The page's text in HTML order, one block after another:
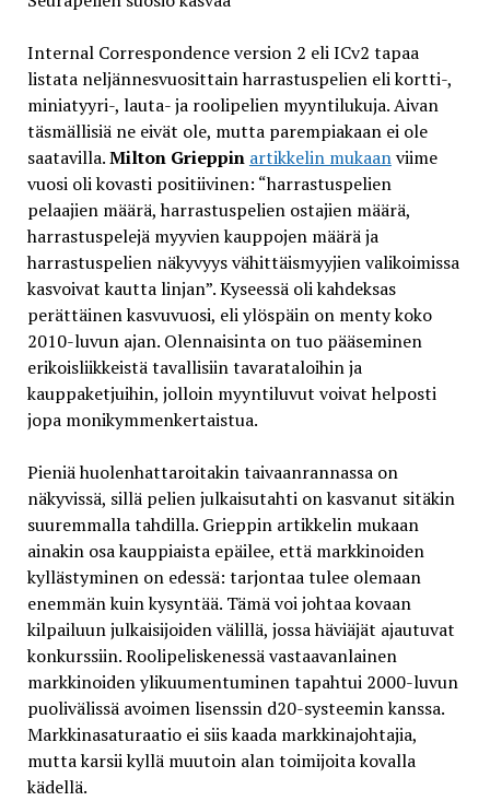
Internal Correspondence version 2 eli ICv2 tapaa
listata neljännesvuosittain harrastuspelien eli kortti-,
miniatyyri-, lauta- ja roolipelien myyntilukuja. Aivan
täsmällisiä ne eivät ole, mutta parempiakaan ei ole
saatavilla.Milton Grieppin artikkelin mukaanviime
vuosi oli kovasti positiivinen: “harrastuspelien
pelaajien määrä, harrastuspelien ostajien määrä,
harrastuspelejä myyvien kauppojen määrä ja
harrastuspelien näkyvyys vähittäismyyjien valikoimissa
kasvoivat kautta linjan”. Kyseessä oli kahdeksas
perättäinen kasvuvuosi, eli ylöspäin on menty koko
2010-luvun ajan. Olennaisinta on tuo pääseminen
erikoisliikkeistä tavallisiin tavarataloihin ja
kauppaketjuihin, jolloin myyntiluvut voivat helposti
jopa monikymmenkertaistua.
Pieniä huolenhattaroitakin taivaanrannassa on
näkyvissä, sillä pelien julkaisutahti on kasvanut sitäkin
suuremmalla tahdilla. Grieppin artikkelin mukaan
ainakin osa kauppiaista epäilee, että markkinoiden
kyllästyminen on edessä: tarjontaa tulee olemaan
enemmän kuin kysyntää. Tämä voi johtaa kovaan
kilpailuun julkaisijoiden välillä, jossa häviäjät ajautuvat
konkurssiin. Roolipeliskenessä vastaavanlainen
markkinoiden ylikuumentuminen tapahtui 2000-luvun
puolivälissä avoimen lisenssin d20-systeemin kanssa.
Markkinasaturaatio ei siis kaada markkinajohtajia,
mutta karsii kyllä muutoin alan toimijoita kovalla
kädellä.